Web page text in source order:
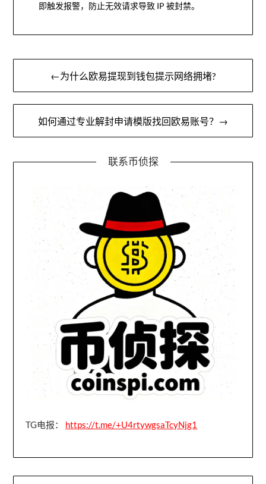
即触发报警，防止无效请求导致 IP 被封禁。
文
导
航
←为什么欧易提现到钱包提示网络拥堵?
如何通过专业解封申请模版找回欧易账号？→
联系币侦探
TG电报： https://t.me/+U4rtywgsaTcyNjg1